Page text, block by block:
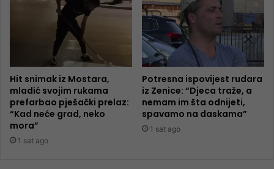
Hit snimak iz Mostara,
mladić svojim rukama
prefarbao pješački prelaz:
“Kad neće grad, neko
mora”
1 sat ago
Potresna ispovijest rudara
iz Zenice: “Djeca traže, a
nemam im šta odnijeti,
spavamo na daskama”
1 sat ago